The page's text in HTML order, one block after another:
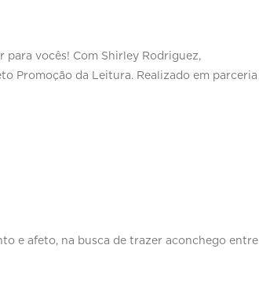
vocês! Com Shirley Rodriguez,
Promoção da Leitura. Realizado em parceria
e afeto, na busca de trazer aconchego entre